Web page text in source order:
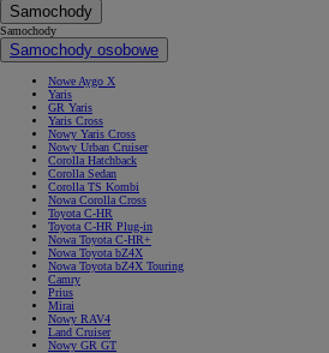
Samochody
Samochody
Samochody osobowe
Nowe Aygo X
Yaris
GR Yaris
Yaris Cross
Nowy Yaris Cross
Nowy Urban Cruiser
Corolla Hatchback
Corolla Sedan
Corolla TS Kombi
Nowa Corolla Cross
Toyota C-HR
Toyota C-HR Plug-in
Nowa Toyota C-HR+
Nowa Toyota bZ4X
Nowa Toyota bZ4X Touring
Camry
Prius
Mirai
Nowy RAV4
Land Cruiser
Nowy GR GT